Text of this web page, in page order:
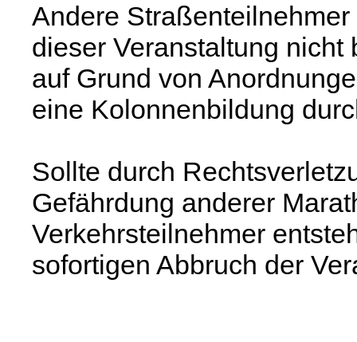
Andere
dieser Veranstaltung
auf Grund von
eine Kolonnenbildung
Sollte durch
Gefährdung anderer
Verkehrsteilnehmer
sofortigen Abbruch der